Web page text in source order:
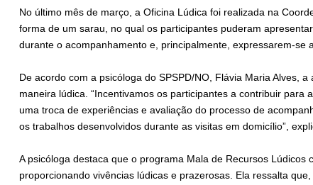
No último mês de março, a Oficina Lúdica foi realizada na
forma de um sarau, no qual os participantes puderam
durante o acompanhamento e, principalmente, expressarem-se
De acordo com a psicóloga do SPSPD/NO, Flávia Maria Alves,
maneira lúdica. “Incentivamos os participantes a contribuir
uma troca de experiências e avaliação do processo de
os trabalhos desenvolvidos durante as visitas em domicílio”,
A psicóloga destaca que o programa Mala de Recursos
proporcionando vivências lúdicas e prazerosas. Ela ressalta